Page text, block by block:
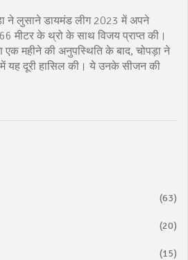
ने लुसाने डायमंड लीग 2023 में अपने
मीटर के थ्रो के साथ विजय प्राप्त की।
एक महीने की अनुपस्थिति के बाद, चोपड़ा ने
यह दूरी हासिल की। ये उनके सीजन की
(63)
(20)
(15)